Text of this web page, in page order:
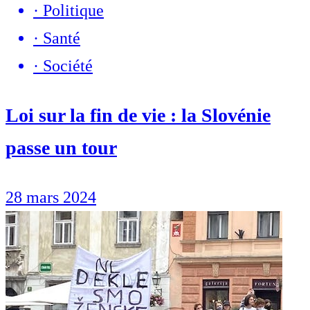
· Politique
· Santé
· Société
Loi sur la fin de vie : la Slovénie
passe un tour
28 mars 2024